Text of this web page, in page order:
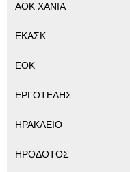
ΑΟΚ ΧΑΝΙΑ
ΕΚΑΣΚ
ΕΟΚ
ΕΡΓΟΤΕΛΗΣ
ΗΡΑΚΛΕΙΟ
ΗΡΟΔΟΤΟΣ